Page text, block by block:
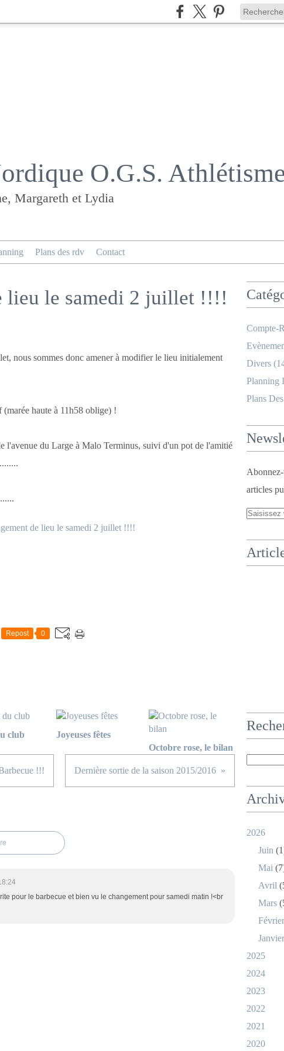
O.G.S.
Margareth et Lydia
Plans des rdv Contact
lieu le samedi 2 juillet !!!!
nous sommes donc amener à modifier le lieu initialement
haute à 11h58 oblige) !
l'avenue du Large à Malo Terminus, suivi d'un pot de l'amitié
Repost 0
club
Joyeuses fêtes
Octobre rose, le bilan
!!! Dernière sortie de la saison 2015/2016
pour le barbecue et bien vu le changement pour samedi matin !<br
Compte-
Divers
Planning
Plans
articles
2026
Juin
Mai
Avril
Mars
Février
Janvier
2025
2024
2023
2022
2021
2020